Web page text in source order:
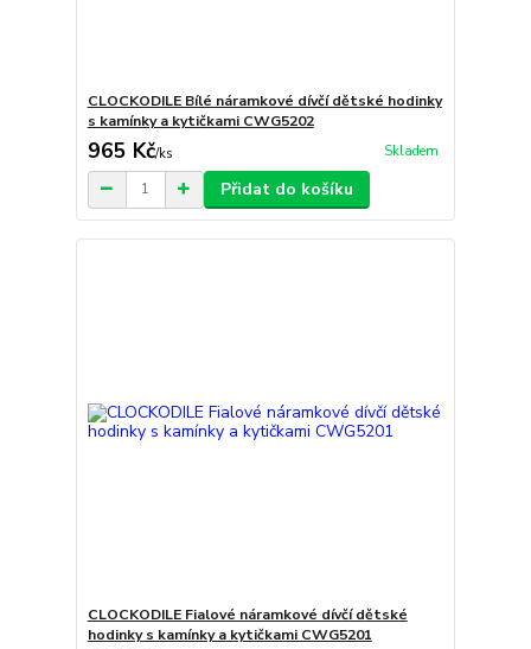
CLOCKODILE Bílé náramkové dívčí dětské hodinky
s kamínky a kytičkami CWG5202
965 Kč/ks Skladem
Přidat do košíku
CLOCKODILE Fialové náramkové dívčí dětské
hodinky s kamínky a kytičkami CWG5201